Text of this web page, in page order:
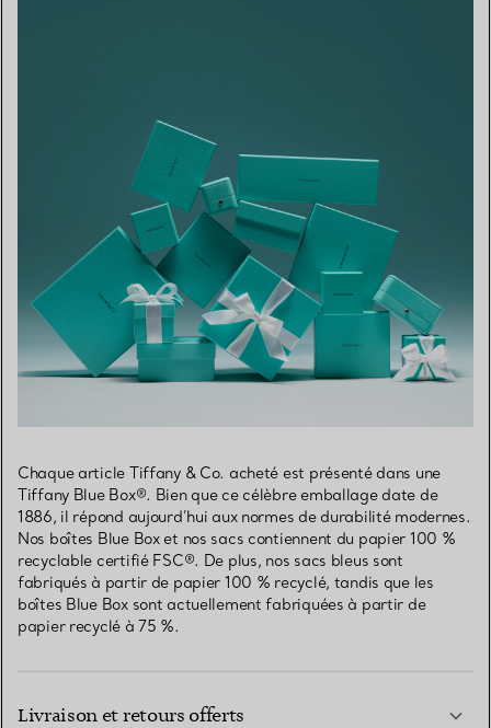
Chaque article Tiffany & Co. acheté est présenté dans une
Tiffany Blue Box®. Bien que ce célèbre emballage date de
1886, il répond aujourd’hui aux normes de durabilité modernes.
Nos boîtes Blue Box et nos sacs contiennent du papier 100 %
recyclable certifié FSC®. De plus, nos sacs bleus sont
fabriqués à partir de papier 100 % recyclé, tandis que les
boîtes Blue Box sont actuellement fabriquées à partir de
papier recyclé à 75 %.
Livraison et retours offerts